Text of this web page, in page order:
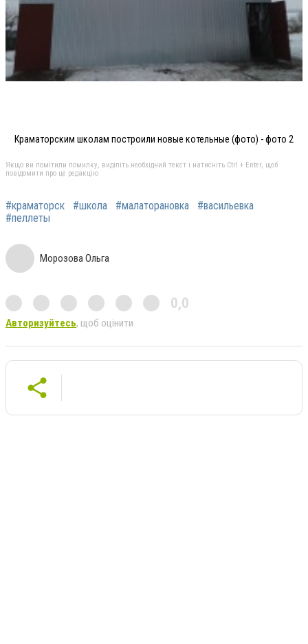
Краматорским школам построили новые котельные (фото) - фото 2
Якщо ви помітили помилку, виділіть необхідний текст і натисніть Ctrl + Enter, щоб
повідомити про це редакцію
#краматорск #школа #малаторановка
#васильевка
#пеллеты
Морозова Ольга
0,0
Авторизуйтесь, щоб оцінити